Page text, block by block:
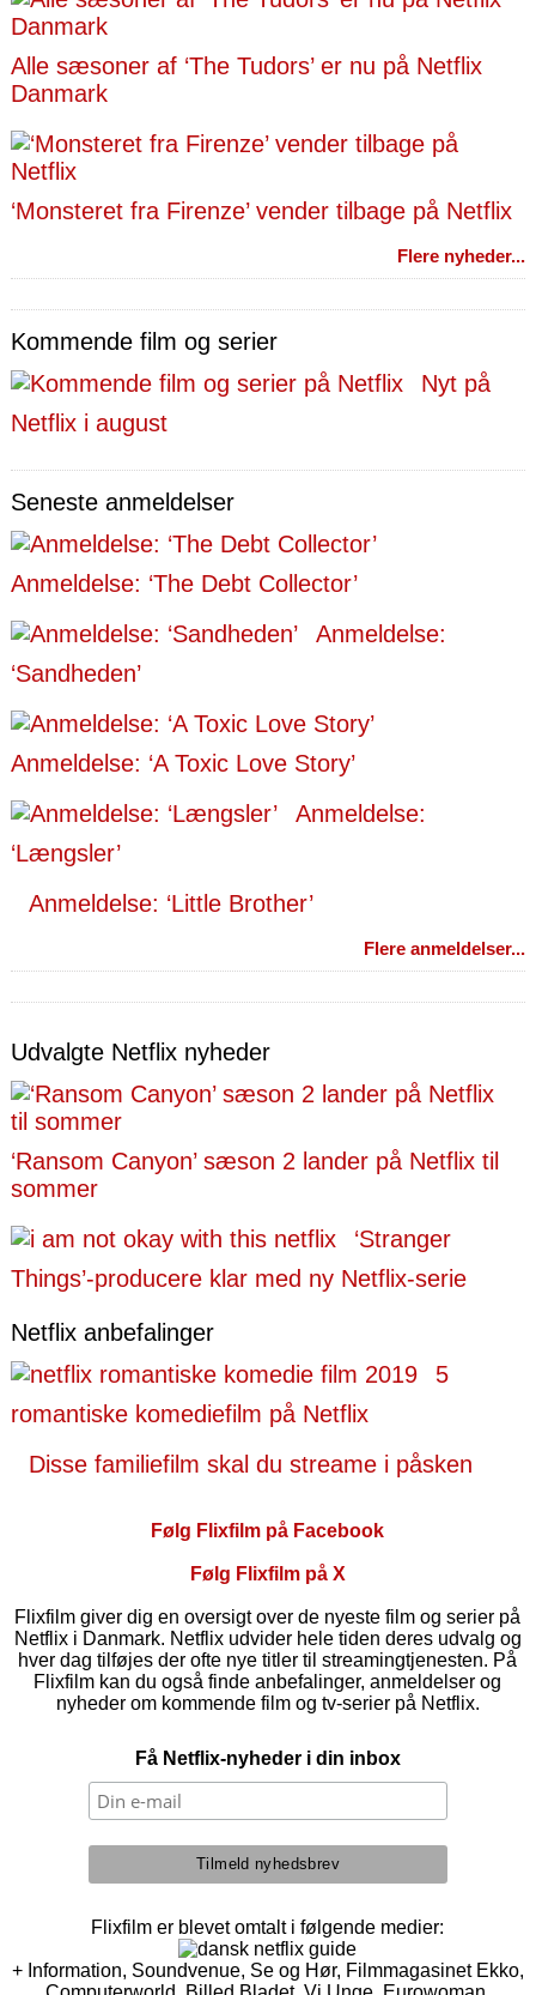
Alle sæsoner af ‘The Tudors’ er nu på Netflix
Danmark
‘Monsteret fra Firenze’ vender tilbage på Netflix
Flere nyheder...
Kommende film og serier
Nyt på
Netflix i august
Seneste anmeldelser
Anmeldelse: ‘The Debt Collector’
Anmeldelse:
‘Sandheden’
Anmeldelse: ‘A Toxic Love Story’
Anmeldelse:
‘Længsler’
Anmeldelse: ‘Little Brother’
Flere anmeldelser...
Udvalgte Netflix nyheder
‘Ransom Canyon’ sæson 2 lander på Netflix til
sommer
‘Stranger
Things’-producere klar med ny Netflix-serie
Netflix anbefalinger
5
romantiske komediefilm på Netflix
Disse familiefilm skal du streame i påsken
Følg Flixfilm på Facebook
Følg Flixfilm på X
Flixfilm giver dig en oversigt over de nyeste film og serier på
Netflix i Danmark. Netflix udvider hele tiden deres udvalg og
hver dag tilføjes der ofte nye titler til streamingtjenesten. På
Flixfilm kan du også finde anbefalinger, anmeldelser og
nyheder om kommende film og tv-serier på Netflix.
Få Netflix-nyheder i din inbox
Flixfilm er blevet omtalt i følgende medier:
+ Information, Soundvenue, Se og Hør, Filmmagasinet Ekko,